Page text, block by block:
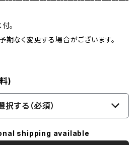
。
期なく変更する場合がございます。
)
択する（必須）
shipping available